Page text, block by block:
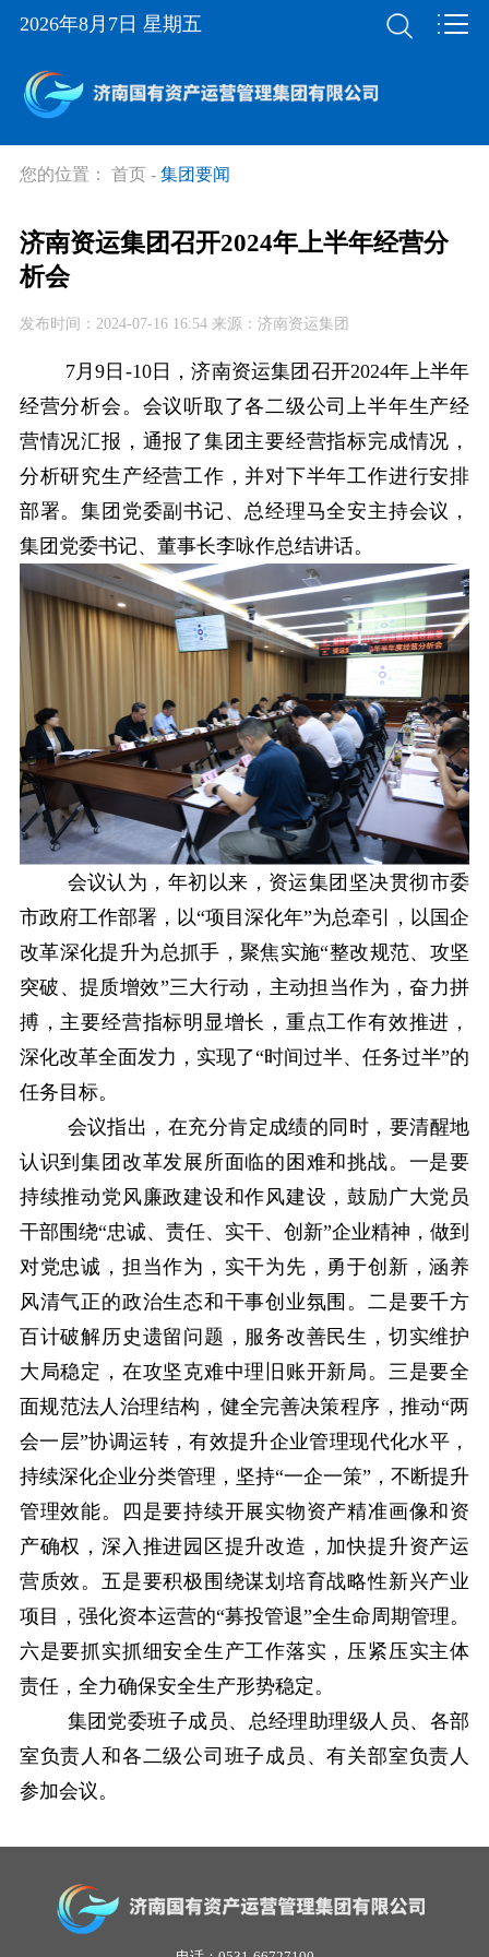
2026年8月7日 星期五
您的位置： 首页 - 集团要闻
济南资运集团召开2024年上半年经营分
析会
发布时间：2024-07-16 16:54 来源：济南资运集团
7月9日-10日，济南资运集团召开2024年上半年
经营分析会。会议听取了各二级公司上半年生产经
营情况汇报，通报了集团主要经营指标完成情况，
分析研究生产经营工作，并对下半年工作进行安排
部署。集团党委副书记、总经理马全安主持会议，
集团党委书记、董事长李咏作总结讲话。
会议认为，年初以来，资运集团坚决贯彻市委
市政府工作部署，以“项目深化年”为总牵引，以国企
改革深化提升为总抓手，聚焦实施“整改规范、攻坚
突破、提质增效”三大行动，主动担当作为，奋力拼
搏，主要经营指标明显增长，重点工作有效推进，
深化改革全面发力，实现了“时间过半、任务过半”的
任务目标。
会议指出，在充分肯定成绩的同时，要清醒地
认识到集团改革发展所面临的困难和挑战。一是要
持续推动党风廉政建设和作风建设，鼓励广大党员
干部围绕“忠诚、责任、实干、创新”企业精神，做到
对党忠诚，担当作为，实干为先，勇于创新，涵养
风清气正的政治生态和干事创业氛围。二是要千方
百计破解历史遗留问题，服务改善民生，切实维护
大局稳定，在攻坚克难中理旧账开新局。三是要全
面规范法人治理结构，健全完善决策程序，推动“两
会一层”协调运转，有效提升企业管理现代化水平，
持续深化企业分类管理，坚持“一企一策”，不断提升
管理效能。四是要持续开展实物资产精准画像和资
产确权，深入推进园区提升改造，加快提升资产运
营质效。五是要积极围绕谋划培育战略性新兴产业
项目，强化资本运营的“募投管退”全生命周期管理。
六是要抓实抓细安全生产工作落实，压紧压实主体
责任，全力确保安全生产形势稳定。
集团党委班子成员、总经理助理级人员、各部
室负责人和各二级公司班子成员、有关部室负责人
参加会议。